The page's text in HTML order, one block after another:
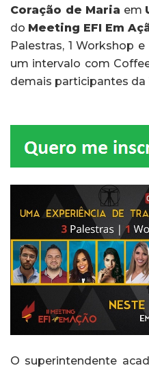
Coração de Maria em
do Meeting EFI Em
Palestras, 1 Workshop
um intervalo com
demais participantes da
O superintendente